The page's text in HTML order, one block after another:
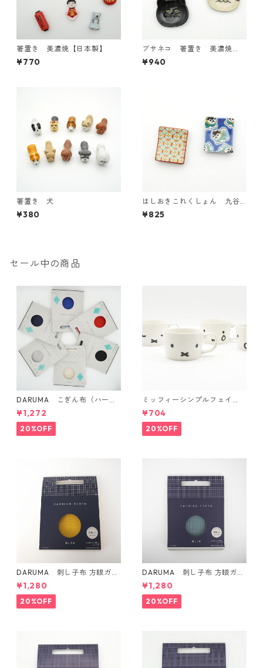
箸置き 美濃焼【日本製】
¥770
ブサネコ 箸置き 美濃焼
【日本製】
¥940
箸置き 犬
¥380
はしおきこれくしょん 九谷
焼【日本製】
¥825
セール中の商品
DARUMA こぎん布（ハード
タイプ）
¥1,272
20%OFF
ミッフィーシンプルフェイ
ス マグ
¥704
20%OFF
DARUMA 刺し子布 方眼ガイ
ドタイプ Col.4 カラシ
¥1,280
20%OFF
DARUMA 刺し子布 方眼ガイ
ドタイプ Col.5 にぶ青
¥1,280
20%OFF